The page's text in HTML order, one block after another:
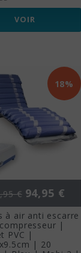
VOIR
de base
€ Prix
94,95 €
à air anti escarre
|
PVC |
| 20
18%